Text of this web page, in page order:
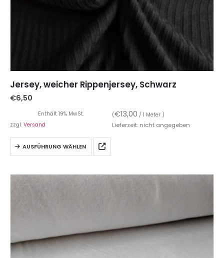
Jersey, weicher Rippenjersey, Schwarz
€6,50
Enthält 19% MwSt. (€13,00 / 1 Meter )
zzgl. Versand Lieferzeit: nicht angegeben
AUSFÜHRUNG WÄHLEN